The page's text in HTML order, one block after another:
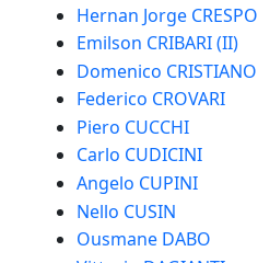
Hernan Jorge CRESPO
Emilson CRIBARI (II)
Domenico CRISTIANO
Federico CROVARI
Piero CUCCHI
Carlo CUDICINI
Angelo CUPINI
Nello CUSIN
Ousmane DABO